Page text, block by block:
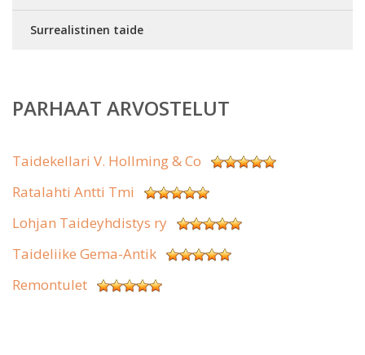
Surrealistinen taide
PARHAAT ARVOSTELUT
Taidekellari V. Hollming & Co
Ratalahti Antti Tmi
Lohjan Taideyhdistys ry
Taideliike Gema-Antik
Remontulet